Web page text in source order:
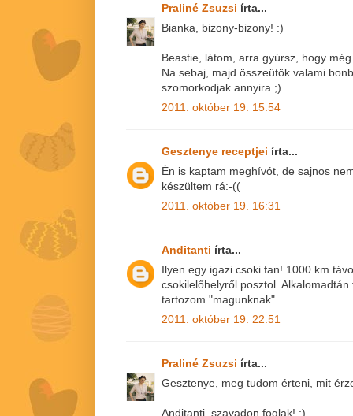
Praliné Zsuzsi írta...
Bianka, bizony-bizony! :)
Beastie, látom, arra gyúrsz, hogy
Na sebaj, majd összeütök valami
szomorkodjak annyira ;)
2011. október 19. 15:54
Gesztenye receptjei írta...
Én is kaptam meghívót, de sajnos
készültem rá:-((
2011. október 19. 16:31
Anditanti írta...
Ilyen egy igazi csoki fan! 1000 km
csokilelőhelyről posztol.
tartozom "magunknak".
2011. október 19. 22:51
Praliné Zsuzsi írta...
Gesztenye, meg tudom érteni, mit
Anditanti, szavadon foglak! ;)